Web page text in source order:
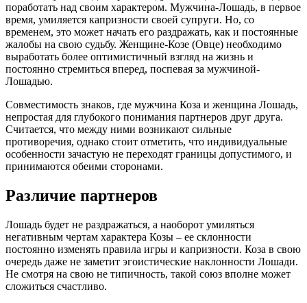
поработать над своим характером. Мужчина-Лошадь, в первое
время, умиляется капризности своей супруги. Но, со
временем, это может начать его раздражать, как и постоянные
жалобы на свою судьбу. Женщине-Козе (Овце) необходимо
выработать более оптимистичный взгляд на жизнь и
постоянно стремиться вперед, поспевая за мужчиной-
Лошадью.
Совместимость знаков, где мужчина Коза и женщина Лошадь,
непростая для глубокого понимания партнеров друг друга.
Считается, что между ними возникают сильные
противоречия, однако стоит отметить, что индивидуальные
особенности зачастую не переходят границы допустимого, и
принимаются обеими сторонами.
Различие партнеров
Лошадь будет не раздражаться, а наоборот умиляться
негативным чертам характера Козы – ее склонности
постоянно изменять правила игры и капризности. Коза в свою
очередь даже не заметит эгоистические наклонности Лошади.
Не смотря на свою не типичность, такой союз вполне может
сложиться счастливо.